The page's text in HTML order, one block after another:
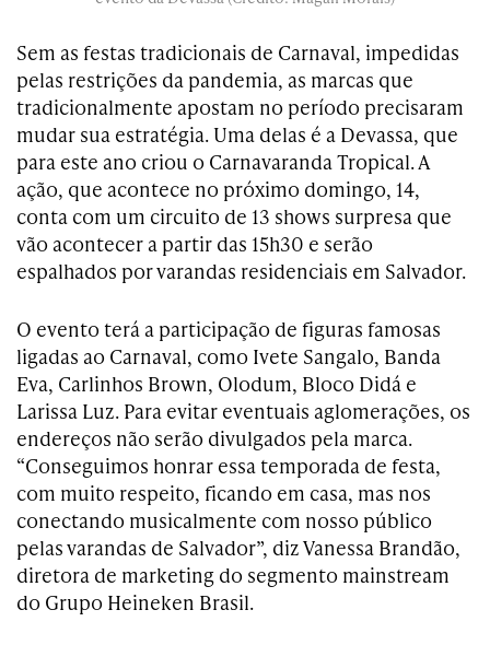
Sem as festas tradicionais de Carnaval, impedidas
pelas restrições da pandemia, as marcas que
tradicionalmente apostam no período precisaram
mudar sua estratégia. Uma delas é a Devassa, que
para este ano criou o Carnavaranda Tropical. A
ação, que acontece no próximo domingo, 14,
conta com um circuito de 13 shows surpresa que
vão acontecer a partir das 15h30 e serão
espalhados por varandas residenciais em Salvador.
O evento terá a participação de figuras famosas
ligadas ao Carnaval, como Ivete Sangalo, Banda
Eva, Carlinhos Brown, Olodum, Bloco Didá e
Larissa Luz. Para evitar eventuais aglomerações, os
endereços não serão divulgados pela marca.
“Conseguimos honrar essa temporada de festa,
com muito respeito, ficando em casa, mas nos
conectando musicalmente com nosso público
pelas varandas de Salvador”, diz Vanessa Brandão,
diretora de marketing do segmento mainstream
do Grupo Heineken Brasil.